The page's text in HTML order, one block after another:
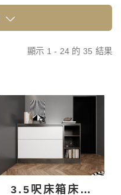
顯示 1 - 24 的 35 結果
3.5呎床箱床頭